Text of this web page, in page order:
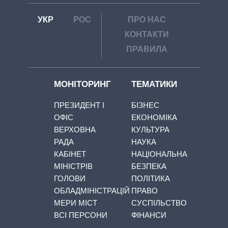
УКР РОС
ПРО НАС
КОНТАКТИ
ПРАВИЛА
МОНІТОРИНГ
ПРЕЗИДЕНТ І
ОФІС
ВЕРХОВНА
РАДА
КАБІНЕТ
МІНІСТРІВ
ГОЛОВИ
ОБЛАДМІНІСТРАЦІЙ
МЕРИ МІСТ
ВСІ ПЕРСОНИ
ТЕМАТИКИ
БІЗНЕС
ЕКОНОМІКА
КУЛЬТУРА
НАУКА
НАЦІОНАЛЬНА
БЕЗПЕКА
ПОЛІТИКА
ПРАВО
СУСПІЛЬСТВО
ФІНАНСИ